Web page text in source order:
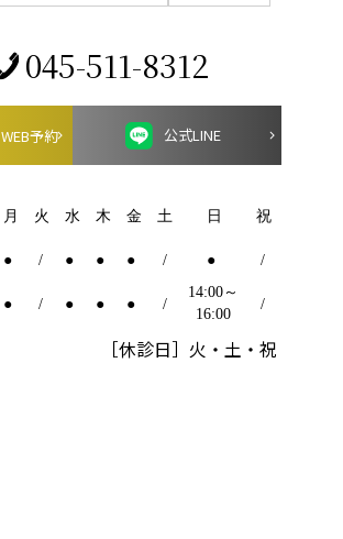
045-511-8312
WEB予約 公式LINE
［休診日］火・土・祝